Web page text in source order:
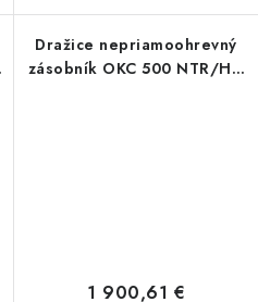
Dražice nepriamoohrevný
zásobník OKC 500 NTR/HP,
1 900,61 €